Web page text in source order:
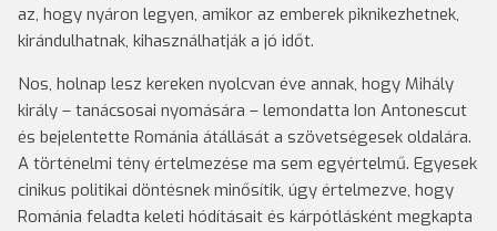
az, hogy nyáron legyen, amikor az emberek piknikezhetnek,
kirándulhatnak, kihasználhatják a jó időt.
Nos, holnap lesz kereken nyolcvan éve annak, hogy Mihály
király – tanácsosai nyomására – lemondatta Ion Antonescut
és bejelentette Románia átállását a szövetségesek oldalára.
A történelmi tény értelmezése ma sem egyértelmű. Egyesek
cinikus politikai döntésnek minősítik, úgy értelmezve, hogy
Románia feladta keleti hódításait és kárpótlásként megkapta